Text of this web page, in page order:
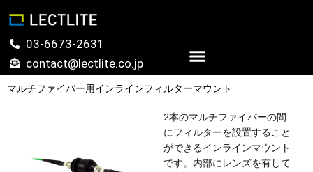
ッ
03-6673-2631
contact@lectlite.co.jp
マルチファイバー用インラインフィルターマウント
2本のマルチファイバーの間
にフィルターを設置すること
ができるインラインマウント
です。内部にレンズを有して